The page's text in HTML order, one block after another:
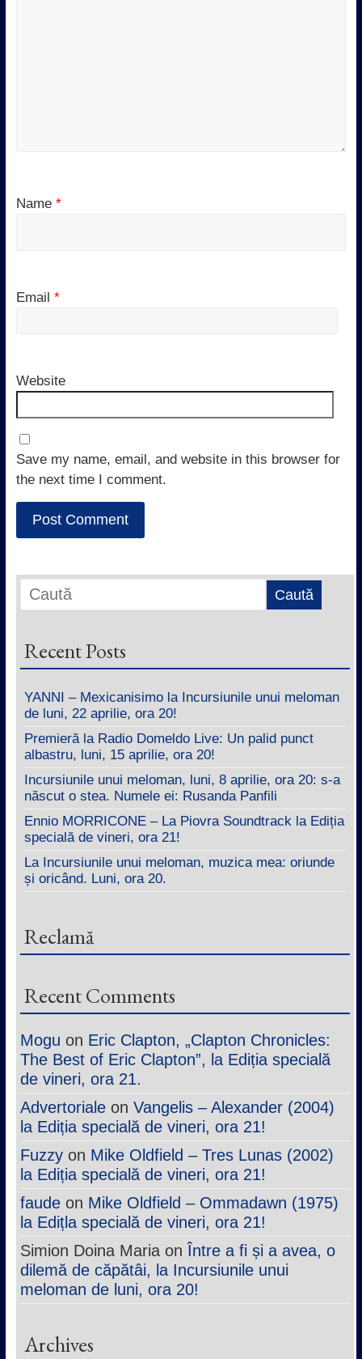
Name *
Email *
Website
Save my name, email, and website in this browser for
the next time I comment.
Recent Posts
YANNI – Mexicanisimo la Incursiunile unui meloman
de luni, 22 aprilie, ora 20!
Premieră la Radio Domeldo Live: Un palid punct
albastru, luni, 15 aprilie, ora 20!
Incursiunile unui meloman, luni, 8 aprilie, ora 20: s-a
născut o stea. Numele ei: Rusanda Panfili
Ennio MORRICONE – La Piovra Soundtrack la Ediția
specială de vineri, ora 21!
La Incursiunile unui meloman, muzica mea: oriunde
și oricând. Luni, ora 20.
Reclamă
Recent Comments
Mogu on Eric Clapton, „Clapton Chronicles:
The Best of Eric Clapton”, la Ediția specială
de vineri, ora 21.
Advertorialeon Vangelis – Alexander (2004)
la Ediția specială de vineri, ora 21!
Fuzzyon Mike Oldfield – Tres Lunas (2002)
la Ediția specială de vineri, ora 21!
faudeon Mike Oldfield – Ommadawn (1975)
la Edițla specială de vineri, ora 21!
Simion Doina MariaonÎntre a fi și a avea, o
dilemă de căpătâi, la Incursiunile unui
meloman de luni, ora 20!
Archives